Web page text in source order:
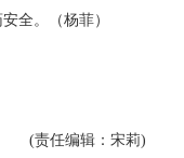
全。（杨菲）
(责任编辑：宋莉)